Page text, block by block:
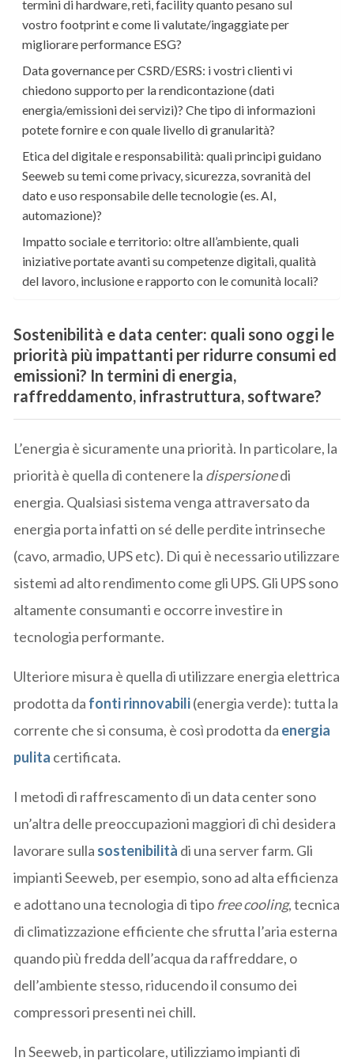
termini di hardware, reti, facility quanto pesano sul
vostro footprint e come li valutate/ingaggiate per
migliorare performance ESG?
Data governance per CSRD/ESRS: i vostri clienti vi
chiedono supporto per la rendicontazione (dati
energia/emissioni dei servizi)? Che tipo di informazioni
potete fornire e con quale livello di granularità?
Etica del digitale e responsabilità: quali principi guidano
Seeweb su temi come privacy, sicurezza, sovranità del
dato e uso responsabile delle tecnologie (es. AI,
automazione)?
Impatto sociale e territorio: oltre all’ambiente, quali
iniziative portate avanti su competenze digitali, qualità
del lavoro, inclusione e rapporto con le comunità locali?
Sostenibilità e data center: quali sono oggi le
priorità più impattanti per ridurre consumi ed
emissioni? In termini di energia,
raffreddamento, infrastruttura, software?
L’energia è sicuramente una priorità. In particolare, la
priorità è quella di contenere la dispersionedi
energia. Qualsiasi sistema venga attraversato da
energia porta infatti on sé delle perdite intrinseche
(cavo, armadio, UPS etc). Di qui è necessario utilizzare
sistemi ad alto rendimento come gli UPS. Gli UPS sono
altamente consumanti e occorre investire in
tecnologia performante.
Ulteriore misura è quella di utilizzare energia elettrica
prodotta da fonti rinnovabili(energia verde): tutta la
corrente che si consuma, è così prodotta da energia
pulita certificata.
I metodi di raffrescamento di un data center sono
un’altra delle preoccupazioni maggiori di chi desidera
lavorare sulla sostenibilità di una server farm. Gli
impianti Seeweb, per esempio, sono ad alta efficienza
e adottano una tecnologia di tipo free cooling, tecnica
di climatizzazione efficiente che sfrutta l’aria esterna
quando più fredda dell’acqua da raffreddare, o
dell’ambiente stesso, riducendo il consumo dei
compressori presenti nei chill.
In Seeweb, in particolare, utilizziamo impianti di